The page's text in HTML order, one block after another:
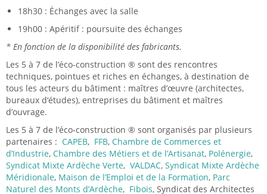
18h30 : Échanges avec la salle
19h00 : Apéritif : poursuite des échanges
* En fonction de la disponibilité des fabricants.
Les 5 à 7 de l’éco-construction ® sont des rencontres
techniques, pointues et riches en échanges, à destination de
tous les acteurs du bâtiment : maîtres d’œuvre (architectes,
bureaux d‘études), entreprises du bâtiment et maîtres
d’ouvrage.
Les 5 à 7 de l’éco-construction ® sont organisés par plusieurs
partenaires : CAPEB, FFB, Chambre de Commerces et
d’Industrie, Chambre des Métiers et de l’Artisanat, Polénergie,
Syndicat Mixte Ardèche Verte, VALDAC, Syndicat Mixte Ardèche
Méridionale, Maison de l’Emploi et de la Formation, Parc
Naturel des Monts d’Ardèche, Fibois, Syndicat des Architectes